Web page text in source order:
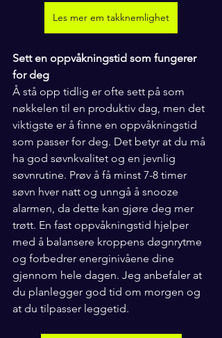
Les mer em takknemlighet
Sett en oppvåkningstid som fungerer
for deg
Å stå opp tidlig er ofte sett på som
nøkkelen til en produktiv dag, men det
viktigste er å finne en oppvåkningstid
som passer for deg. Det betyr at du må
ha god søvnkvalitet og en jevnlig
søvnrutine. Prøv å få minst 7-8 timer
søvn hver natt og unngå å snooze
alarmen, da dette kan gjøre deg mer
trøtt. En fast oppvåkningstid hjelper
med å balansere kroppens døgnrytme
og forbedrer energinivåene dine
gjennom hele dagen. Jeg anbefaler at
du planlegger god tid om morgen og
at du tilpasser leggetid.